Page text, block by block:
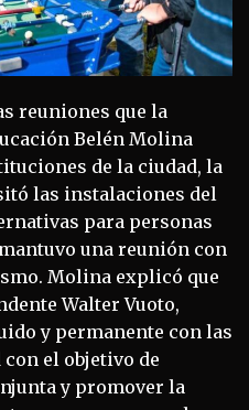
reuniones que la
Belén Molina
de la ciudad, la
las instalaciones del
para personas
una reunión con
Molina explicó que
Walter Vuoto,
y permanente con las
el objetivo de
y promover la